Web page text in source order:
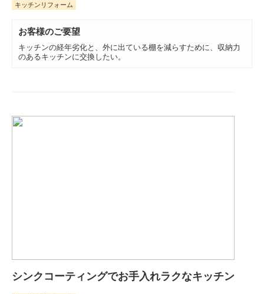
キッチンリフォーム
お客様のご要望
キッチンの経年劣化と、外に出ている棚を減らすために、収納力
のあるキッチンに交換したい。
シンクコーティングでお手入れラクなキッチン